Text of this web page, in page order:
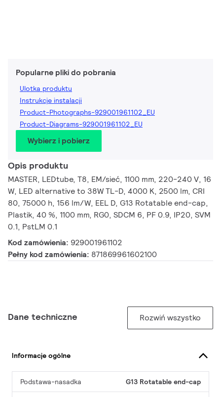
Popularne pliki do pobrania
Ulotka produktu
Instrukcje instalacji
Product-Photographs-929001961102_EU
Product-Diagrams-929001961102_EU
Wybierz i pobierz
Opis produktu
MASTER, LEDtube, T8, EM/sieć, 1100 mm, 220-240 V, 16
W, LED alternative to 38W TL-D, 4000 K, 2500 lm, CRI
80, 75000 h, 156 lm/W, EEL D, G13 Rotatable end-cap,
Plastik, 40 %, 1100 mm, RG0, SDCM 6, PF 0.9, IP20, SVM
0.1, PstLM 0.1
Kod zamówienia: 929001961102
Pełny kod zamówienia: 871869961602100
Dane techniczne Rozwiń wszystko
Informacje ogólne
Podstawa-nasadka G13 Rotatable end-cap